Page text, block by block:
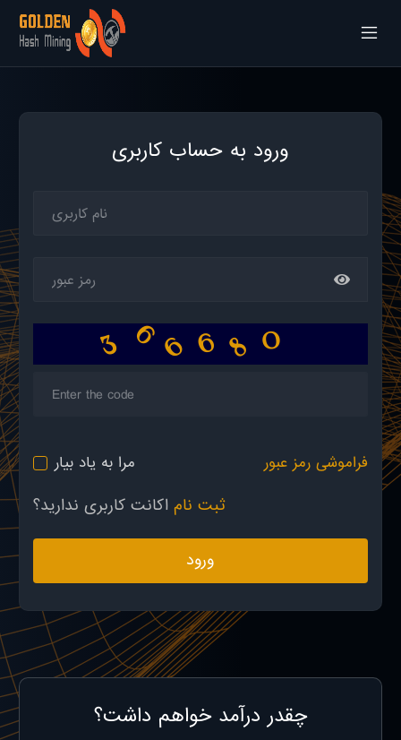
ورود به حساب کاربری
366680
مرا به یاد بیار فراموشی رمز عبور
اکانت کاربری ندارید؟ ثبت نام
ورود
چقدر درآمد خواهم داشت؟